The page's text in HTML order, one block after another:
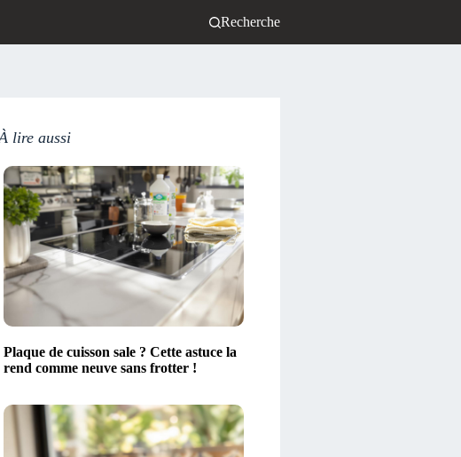
Recherche
lire aussi
Plaque de cuisson sale ? Cette astuce la
rend comme neuve sans frotter !